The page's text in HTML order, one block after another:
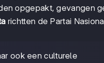
opgepakt, gevangen
richtten de Partai
ook een culturele